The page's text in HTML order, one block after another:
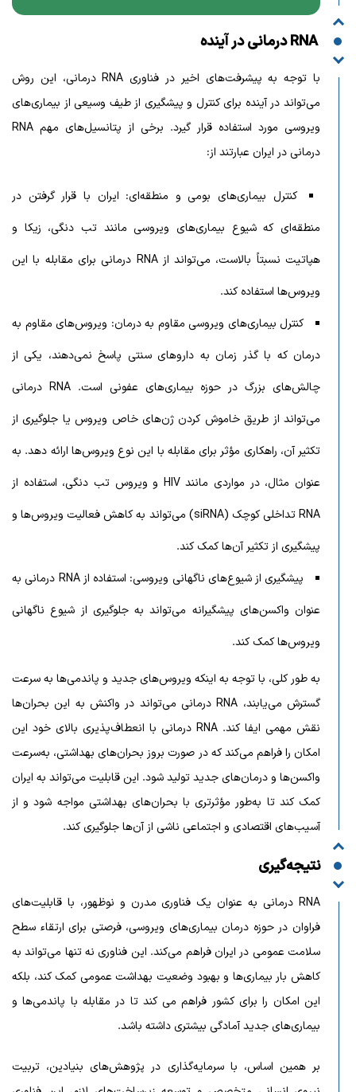
RNA درمانی در آینده
با توجه به پیشرفت‌های اخیر در فناوری RNA درمانی، این روش
می‌تواند در آینده برای کنترل و پیشگیری از طیف وسیعی از بیماری‌های
ویروسی مورد استفاده قرار گیرد. برخی از پتانسیل‌های مهم RNA
درمانی در ایران عبارتند از:
کنترل بیماری‌های بومی و منطقه‌ای: ایران با قرار گرفتن در
منطقه‌ای که شیوع بیماری‌های ویروسی مانند تب دنگی، زیکا و
هپاتیت نسبتاً بالاست، می‌تواند از RNA درمانی برای مقابله با این
ویروس‌ها استفاده کند.
کنترل بیماری‌های ویروسی مقاوم به درمان: ویروس‌های مقاوم به
درمان که با گذر زمان به داروهای سنتی پاسخ نمی‌دهند، یکی از
چالش‌های بزرگ در حوزه بیماری‌های عفونی است. RNA درمانی
می‌تواند از طریق خاموش کردن ژن‌های خاص ویروس یا جلوگیری از
تکثیر آن، راهکاری مؤثر برای مقابله با این نوع ویروس‌ها ارائه دهد. به
عنوان مثال، در مواردی مانند HIV و ویروس تب دنگی، استفاده از
RNA تداخلی کوچک (siRNA) می‌تواند به کاهش فعالیت ویروس‌ها و
پیشگیری از تکثیر آن‌ها کمک کند.
پیشگیری از شیوع‌های ناگهانی ویروسی: استفاده از RNA درمانی به
عنوان واکسن‌های پیشگیرانه می‌تواند به جلوگیری از شیوع ناگهانی
ویروس‌ها کمک کند.
به طور کلی، با توجه به اینکه ویروس‌های جدید و پاندمی‌ها به سرعت
گسترش می‌یابند، RNA درمانی می‌تواند در واکنش به این بحران‌ها
نقش مهمی ایفا کند. RNA درمانی با انعطاف‌پذیری بالای خود این
امکان را فراهم می‌کند که در صورت بروز بحران‌های بهداشتی، به‌سرعت
واکسن‌ها و درمان‌های جدید تولید شود. این قابلیت می‌تواند به ایران
کمک کند تا به‌طور مؤثرتری با بحران‌های بهداشتی مواجه شود و از
آسیب‌های اقتصادی و اجتماعی ناشی از آن‌ها جلوگیری کند.
نتیجه‌گیری
RNA درمانی به عنوان یک فناوری مدرن و نوظهور، با قابلیت‌های
فراوان در حوزه درمان بیماری‌های ویروسی، فرصتی برای ارتقاء سطح
سلامت عمومی در ایران فراهم می‌کند. این فناوری نه تنها می‌تواند به
کاهش بار بیماری‌ها و بهبود وضعیت بهداشت عمومی کمک کند، بلکه
این امکان را برای کشور فراهم می کند تا در مقابله با پاندمی‌ها و
بیماری‌های جدید آمادگی بیشتری داشته باشد.
بر همین اساس، با سرمایه‌گذاری در پژوهش‌های بنیادین، تربیت